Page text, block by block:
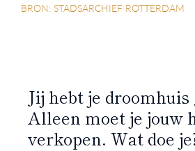
BRON: STADSARCHIEF ROTTERDAM
Jij hebt je droomhuis
Alleen moet je jouw
verkopen. Wat doe